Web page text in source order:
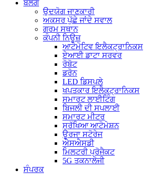
ਬਲੌਗ
ਉਦਯੋਗ ਜਾਣਕਾਰੀ
ਅਕਸਰ ਪੁੱਛੇ ਜਾਂਦੇ ਸਵਾਲ
ਗਰਮ ਸਥਾਨ
ਕੰਪਨੀ ਨਿਊਜ਼
ਆਟੋਮੋਟਿਵ ਇਲੈਕਟ੍ਰਾਨਿਕਸ
ਏਆਈ ਡਾਟਾ ਸਰਵਰ
ਰੋਬੋਟ
ਡਰੋਨ
LED ਡਿਸਪਲੇ
ਖਪਤਕਾਰ ਇਲੈਕਟ੍ਰਾਨਿਕਸ
ਸਮਾਰਟ ਲਾਈਟਿੰਗ
ਬਿਜਲੀ ਦੀ ਸਪਲਾਈ
ਸਮਾਰਟ ਮੀਟਰ
ਸੁਰੱਖਿਆ ਆਟੋਮੇਸ਼ਨ
ਊਰਜਾ ਸਟੋਰੇਜ
ਐਸਐਸਡੀ
ਮਿਲਟਰੀ ਪ੍ਰੋਜੈਕਟ
5G ਤਕਨਾਲੋਜੀ
ਸੰਪਰਕ